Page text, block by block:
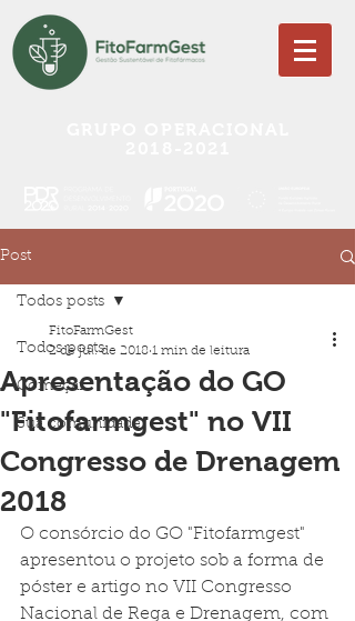
Post
Todos posts
Começar
Sua comunidade
Todos posts
Apresentação do GO
"Fitofarmgest" no VII
Congresso de Drenagem
2018
FitoFarmGest
2 de jul. de 2018 1 min de leitura
O consórcio do GO "Fitofarmgest"
apresentou o projeto sob a forma de
póster e artigo no VII Congresso
Nacional de Rega e Drenagem, com